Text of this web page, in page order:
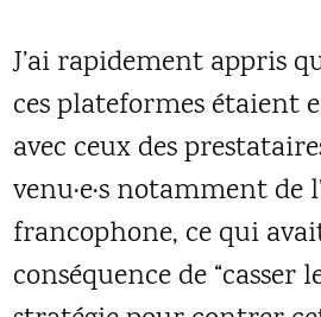
J’ai rapidement appris
ces plateformes étaient
avec ceux des
venu·e·s notamment de
francophone, ce qui
conséquence de “casser